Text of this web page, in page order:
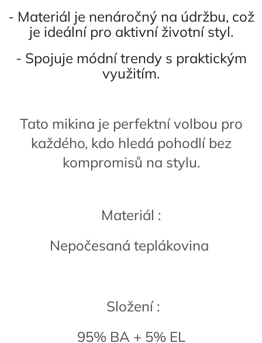
- Materiál je nenáročný na údržbu, což
je ideální pro aktivní životní styl.
- Spojuje módní trendy s praktickým
využitím.
Tato mikina je perfektní volbou pro
každého, kdo hledá pohodlí bez
kompromisů na stylu.
Materiál :
Nepočesaná teplákovina
Složení :
95% BA + 5% EL